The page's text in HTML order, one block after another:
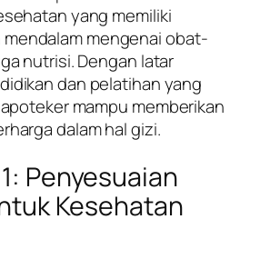
yang memiliki
mengenai obat-
nutrisi. Dengan latar
dan pelatihan yang
mampu memberikan
dalam hal gizi.
Penyesuaian
Kesehatan